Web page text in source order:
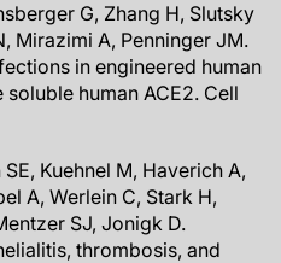
G, Zhang H, Slutsky
Mirazimi A, Penninger JM.
in engineered human
human ACE2. Cell
Kuehnel M, Haverich A,
A, Werlein C, Stark H,
SJ, Jonigk D.
thrombosis, and